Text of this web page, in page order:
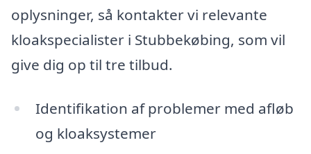
oplysninger, så kontakter vi relevante
kloakspecialister i Stubbekøbing, som vil
give dig op til tre tilbud.
Identifikation af problemer med afløb
og kloaksystemer